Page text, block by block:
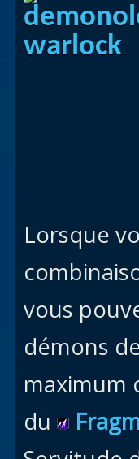
Lorsque
vous
démons
maximum
du